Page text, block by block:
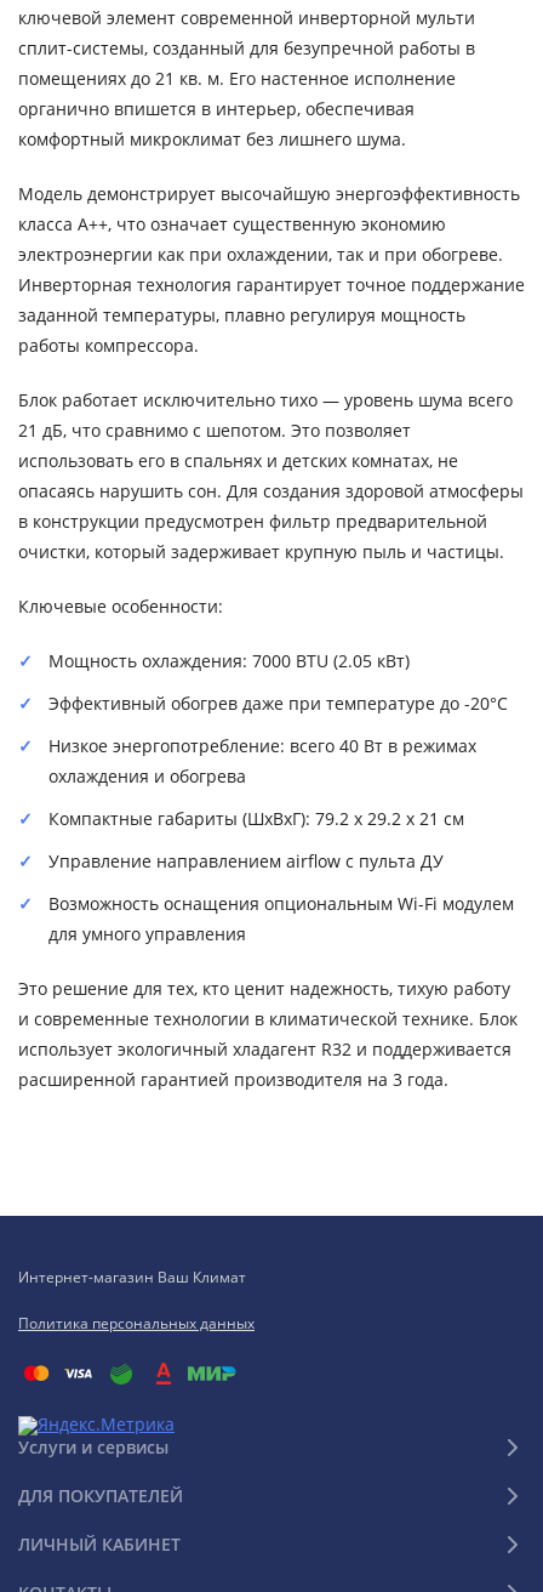
ключевой элемент современной инверторной мульти
сплит-системы, созданный для безупречной работы в
помещениях до 21 кв. м. Его настенное исполнение
органично впишется в интерьер, обеспечивая
комфортный микроклимат без лишнего шума.
Модель демонстрирует высочайшую энергоэффективность
класса А++, что означает существенную экономию
электроэнергии как при охлаждении, так и при обогреве.
Инверторная технология гарантирует точное поддержание
заданной температуры, плавно регулируя мощность
работы компрессора.
Блок работает исключительно тихо — уровень шума всего
21 дБ, что сравнимо с шепотом. Это позволяет
использовать его в спальнях и детских комнатах, не
опасаясь нарушить сон. Для создания здоровой атмосферы
в конструкции предусмотрен фильтр предварительной
очистки, который задерживает крупную пыль и частицы.
Ключевые особенности:
Мощность охлаждения: 7000 BTU (2.05 кВт)
Эффективный обогрев даже при температуре до -20°C
Низкое энергопотребление: всего 40 Вт в режимах
охлаждения и обогрева
Компактные габариты (ШxВxГ): 79.2 x 29.2 x 21 см
Управление направлением airflow с пульта ДУ
Возможность оснащения опциональным Wi-Fi модулем
для умного управления
Это решение для тех, кто ценит надежность, тихую работу
и современные технологии в климатической технике. Блок
использует экологичный хладагент R32 и поддерживается
расширенной гарантией производителя на 3 года.
Интернет-магазин Ваш Климат
Политика персональных данных
Услуги и сервисы
ДЛЯ ПОКУПАТЕЛЕЙ
ЛИЧНЫЙ КАБИНЕТ